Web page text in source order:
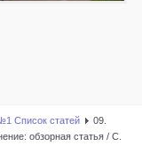
И ЭТИКА
Список статей
09.
обзорная статья / С.